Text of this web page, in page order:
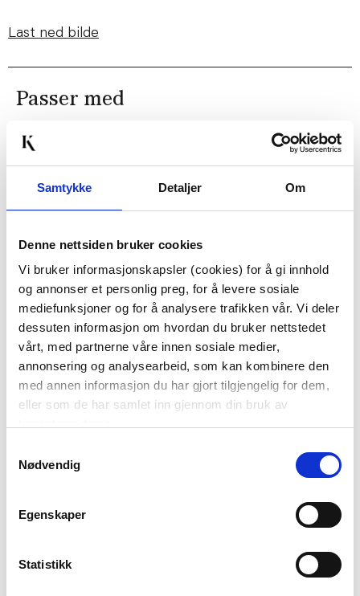
Samtykke Detaljer Om
Denne nettsiden bruker cookies
Vi bruker informasjonskapsler (cookies) for å gi innhold
og annonser et personlig preg, for å levere sosiale
mediefunksjoner og for å analysere trafikken vår. Vi deler
dessuten informasjon om hvordan du bruker nettstedet
vårt, med partnerne våre innen sosiale medier,
annonsering og analysearbeid, som kan kombinere den
med annen informasjon du har gjort tilgjengelig for dem,
eller som de har samlet inn gjennom din bruk av
Nødvendig
Egenskaper
Statistikk
Last ned bilde
Passer med
50%
SMYKKESKRIN MONA
8,5 CM BEIGE
74,50
149,00
KJØP
LYSFAT FLETTET 40 X
28 CM
299,90
KJØP
PUTETREKK BIANCA